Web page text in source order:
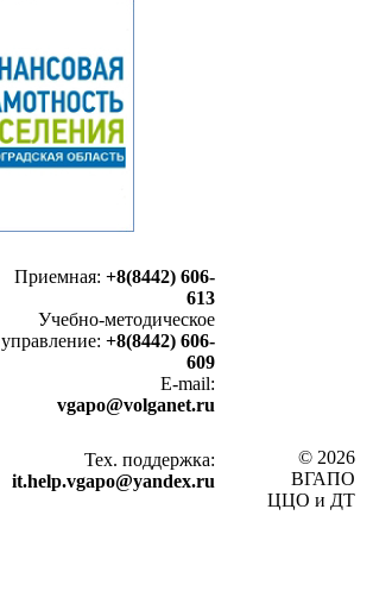
Приемная: +8(8442) 606-
613
Учебно-методическое
управление: +8(8442) 606-
609
E-mail:
vgapo@volganet.ru
Тех. поддержка:
it.help.vgapo@yandex.ru
© 2026
ВГАПО
ЦЦО и ДТ